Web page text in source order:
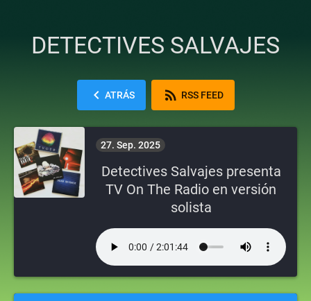
DETECTIVES SALVAJES
chevron_left ATRÁS rss_feed RSS FEED
27. Sep. 2025
Detectives Salvajes presenta
TV On The Radio en versión
solista